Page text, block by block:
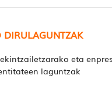
DIRULAGUNTZAK
eta
laguntzak